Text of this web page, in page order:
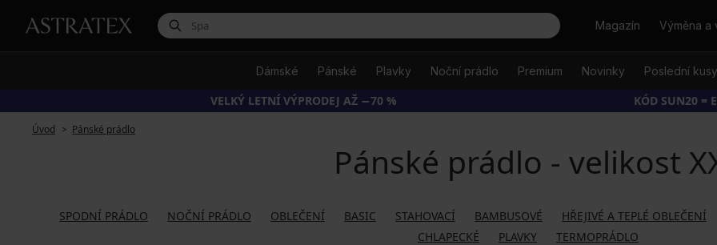
HledatMagazín Výměna a
Dámské Pánské Plavky Noční prádlo Premium Novinky Poslední kusy
VELKÝ LETNÍ VÝPRODEJ AŽ −70 % KÓD SUN20 =
Úvod Pánské prádlo
Pánské prádlo - velikost
SPODNÍ PRÁDLO NOČNÍ PRÁDLO OBLEČENÍ BASIC STAHOVACÍ BAMBUSOVÉ
HŘEJIVÉ A TEPLÉ OBLEČENÍ
CHLAPECKÉ
PLAVKY TERMOPRÁDLO